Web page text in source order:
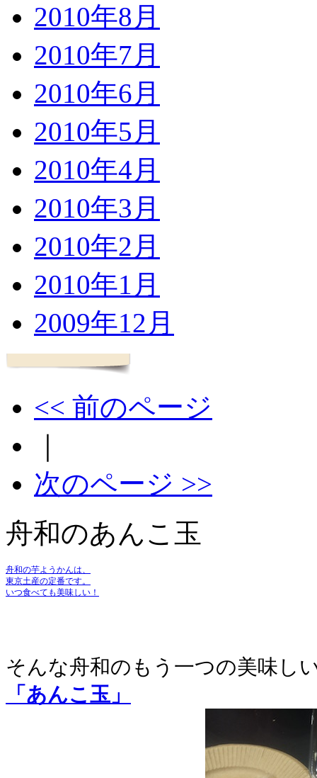
2010年8月
2010年7月
2010年6月
2010年5月
2010年4月
2010年3月
2010年2月
2010年1月
2009年12月
<< 前のページ
次のページ >>
舟和のあんこ玉
舟和の芋ようかんは、
東京土産の定番です。
いつ食べても美味しい！
そんな舟和のもう一つの美味し
「あんこ玉」